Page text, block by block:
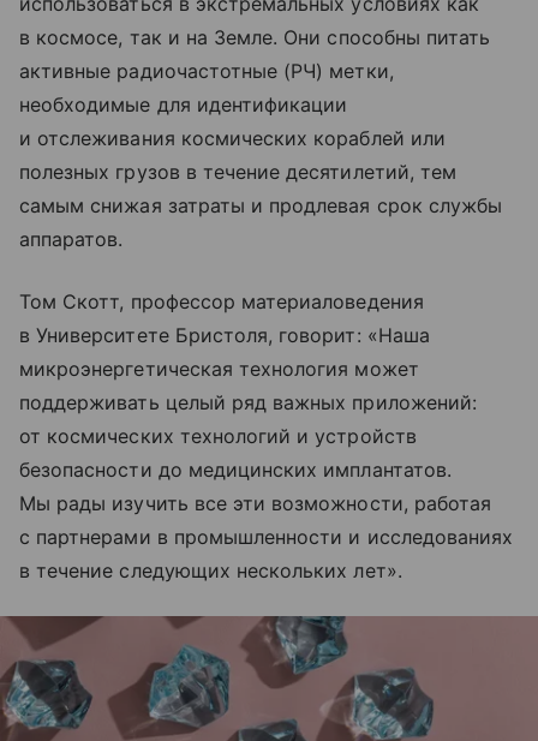
в космосе, так и на Земле. Они способны питать
активные радиочастотные (РЧ) метки,
необходимые для идентификации
и отслеживания космических кораблей или
полезных грузов в течение десятилетий, тем
самым снижая затраты и продлевая срок службы
аппаратов.
Том Скотт, профессор материаловедения
в Университете Бристоля, говорит: «Наша
микроэнергетическая технология может
поддерживать целый ряд важных приложений:
от космических технологий и устройств
безопасности до медицинских имплантатов.
Мы рады изучить все эти возможности, работая
с партнерами в промышленности и исследованиях
в течение следующих нескольких лет».